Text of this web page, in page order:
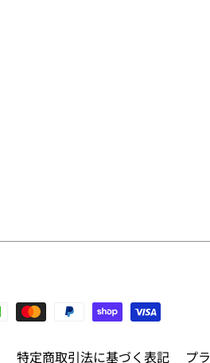
特定商取引法に基づく表記 プ